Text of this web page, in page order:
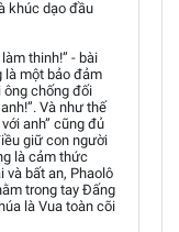
khúc dạo đầu
thinh!” - bài
là một bảo đảm
ông chống đối
Và như thế
anh” cũng đủ
giữ con người
là cảm thức
và bất an, Phaolô
trong tay Đấng
là Vua toàn cõi